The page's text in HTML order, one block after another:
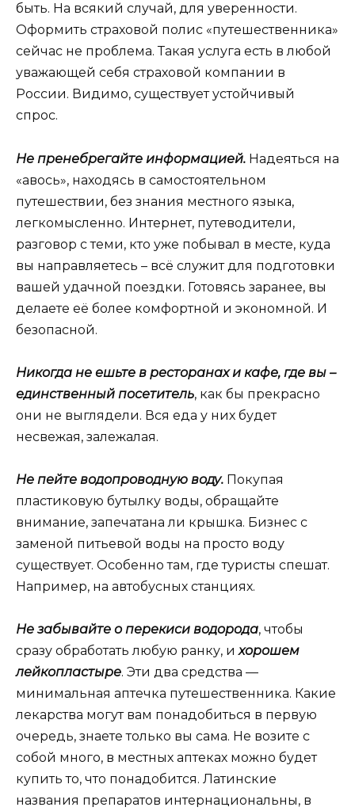
быть. На всякий случай, для уверенности.
Оформить страховой полис «путешественника»
сейчас не проблема. Такая услуга есть в любой
уважающей себя страховой компании в
России. Видимо, существует устойчивый
спрос.
Не пренебрегайте информацией. Надеяться на
«авось», находясь в самостоятельном
путешествии, без знания местного языка,
легкомысленно. Интернет, путеводители,
разговор с теми, кто уже побывал в месте, куда
вы направляетесь – всё служит для подготовки
вашей удачной поездки. Готовясь заранее, вы
делаете её более комфортной и экономной. И
безопасной.
Никогда не ешьте в ресторанах и кафе, где вы –
единственный посетитель, как бы прекрасно
они не выглядели. Вся еда у них будет
несвежая, залежалая.
Не пейте водопроводную воду. Покупая
пластиковую бутылку воды, обращайте
внимание, запечатана ли крышка. Бизнес с
заменой питьевой воды на просто воду
существует. Особенно там, где туристы спешат.
Например, на автобусных станциях.
Не забывайте о перекиси водорода, чтобы
сразу обработать любую ранку, ихорошем
лейкопластыре. Эти два средства —
минимальная аптечка путешественника. Какие
лекарства могут вам понадобиться в первую
очередь, знаете только вы сама. Не возите с
собой много, в местных аптеках можно будет
купить то, что понадобится. Латинские
названия препаратов интернациональны, в